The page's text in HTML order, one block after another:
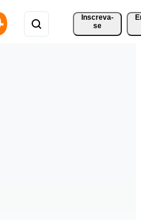
Inscreva-
se